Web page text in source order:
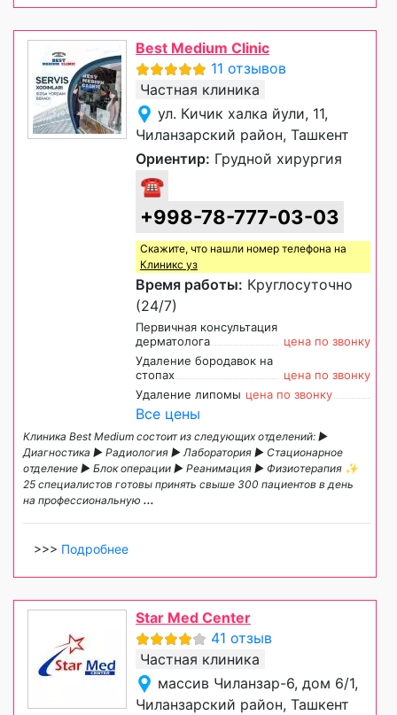
Best Medium Clinic
11 отзывов
Частная клиника
ул. Кичик халка йули, 11,
Чиланзарский район, Ташкент
Ориентир: Грудной хирургия
☎
+998-78-777-03-03
Скажите, что нашли номер телефона на
Клиникс уз
Время работы: Круглосуточно
(24/7)
Первичная консультация
дерматолога
цена по звонку
Удаление бородавок на
стопах
цена по звонку
Удаление липомы цена по звонку
Все цены
Клиника Best Medium состоит из следующих отделений: ►
Диагностика ► Радиология ► Лаборатория ► Стационарное
отделение ► Блок операции ► Реанимация ► Физиотерапия ✨
25 специалистов готовы принять свыше 300 пациентов в день
на профессиональную ...
>>> Подробнее
Star Med Center
41 отзыв
Частная клиника
массив Чиланзар-6, дом 6/1,
Чиланзарский район, Ташкент